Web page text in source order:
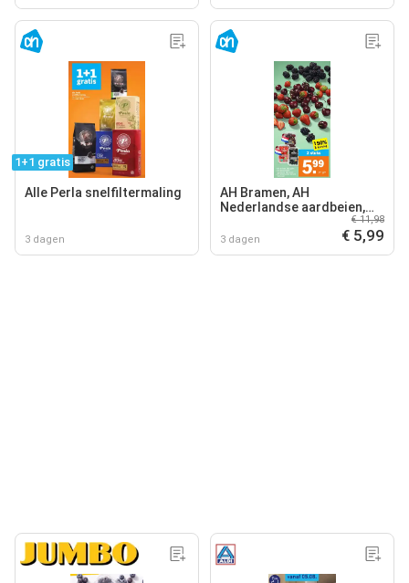
1+1 gratis
Alle Perla snelfiltermaling
3 dagen
AH Bramen, AH
Nederlandse aardbeien,
AH Nederlandse kersen
3 dagen
€ 11,98
€ 5,99